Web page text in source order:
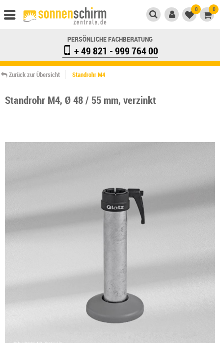
0 0
PERSÖNLICHE FACHBERATUNG
+ 49 821 - 999 764 00
Zurück zur Übersicht Standrohr M4
Standrohr M4, Ø 48 / 55 mm, verzinkt